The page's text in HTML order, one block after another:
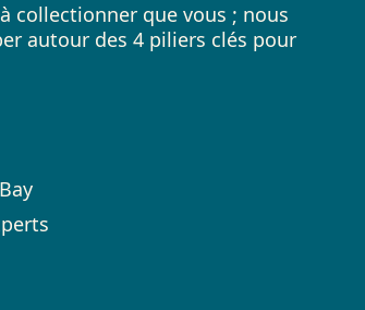
collectionner que vous ; nous
autour des 4 piliers clés pour